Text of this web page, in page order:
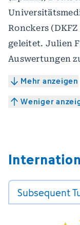
Ronckers
geleitet. Julien
Auswertungen
Mehr anzeigen
Weniger
Subsequent